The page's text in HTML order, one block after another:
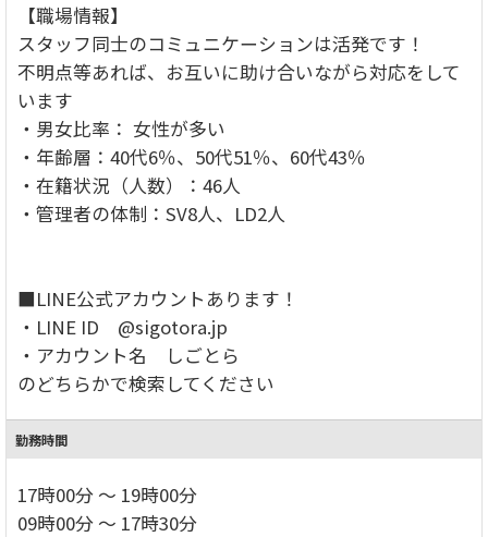
【職場情報】
スタッフ同士のコミュニケーションは活発です！
不明点等あれば、お互いに助け合いながら対応をして
います
・男女比率： 女性が多い
・年齢層：40代6％、50代51％、60代43％
・在籍状況（人数）：46人
・管理者の体制：SV8人、LD2人
■LINE公式アカウントあります！
・LINE ID @sigotora.jp
・アカウント名 しごとら
のどちらかで検索してください
勤務時間
17時00分 ～ 19時00分
09時00分 ～ 17時30分